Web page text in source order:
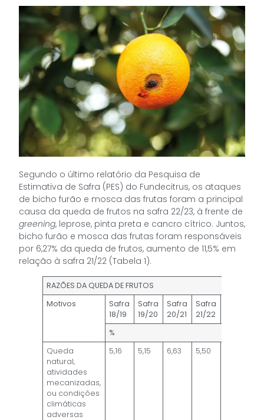
Segundo o último relatório da Pesquisa de
Estimativa de Safra (PES) do Fundecitrus, os ataques
de bicho furão e mosca das frutas foram a principal
causa da queda de frutos na safra 22/23, à frente de
greening, leprose, pinta preta e cancro cítrico. Juntos,
bicho furão e mosca das frutas foram responsáveis
por 6,27% da queda de frutos, aumento de 11,5% em
relação à safra 21/22 (Tabela 1).
RAZÕES DA QUEDA DE FRUTOS
Motivos
Safra
18/19
Safra
19/20
Safra
20/21
Safra
21/22
%
Queda
natural,
atividades
mecanizadas,
ou condições
climáticas
adversas
5,16 5,15 6,63 5,50